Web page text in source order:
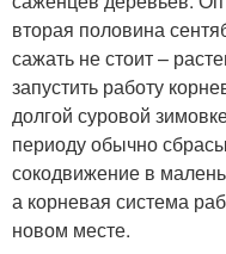
вторая половина
сажать не стоит –
запустить работу
долгой суровой
периоду обычно
сокодвижение в
а корневая система
новом месте.